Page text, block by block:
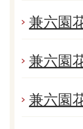
兼六園
兼六園
兼六園